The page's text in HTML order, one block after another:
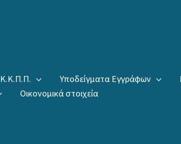
Υποδείγματα Εγγράφων
Οικονομικά στοιχεία